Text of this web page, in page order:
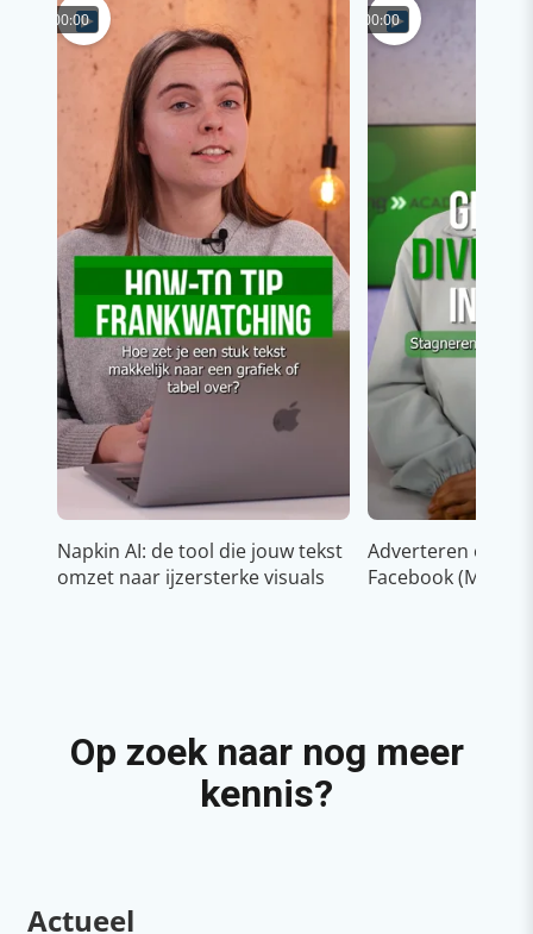
00:00
Napkin AI: de tool die jouw tekst
omzet naar ijzersterke visuals
00:00
Adverteren op
Facebook (Meta)
Op zoek naar nog meer
kennis?
Actueel